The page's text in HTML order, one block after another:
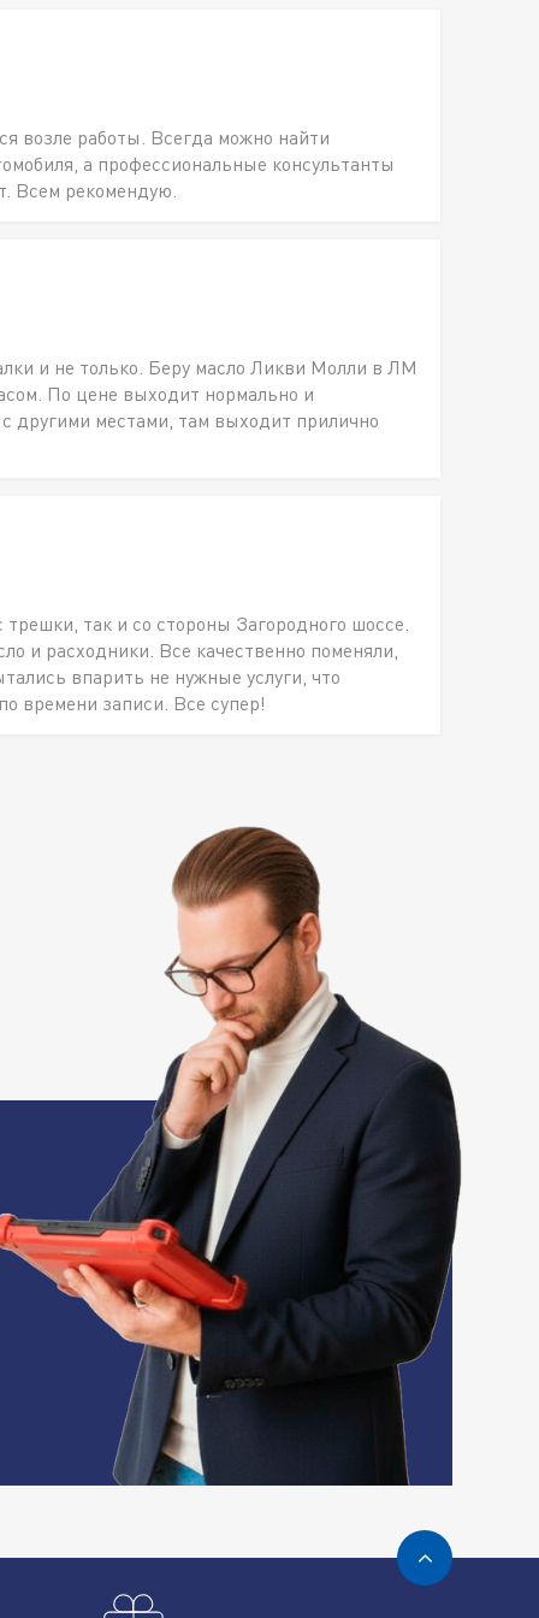
возле работы. Всегда можно найти
а профессиональные консультанты
Всем рекомендую.
и не только. Беру масло Ликви Молли в ЛМ
По цене выходит нормально и
другими местами, там выходит прилично
так и со стороны Загородного шоссе.
и расходники. Все качественно поменяли,
впарить не нужные услуги, что
времени записи. Все супер!